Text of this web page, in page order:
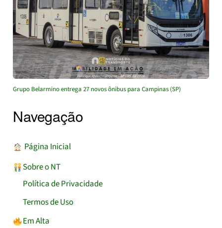
Grupo Belarmino entrega 27 novos ônibus para Campinas (SP)
Navegação
︎ Página Inicial
Sobre o NT
Política de Privacidade
Termos de Uso
Em Alta